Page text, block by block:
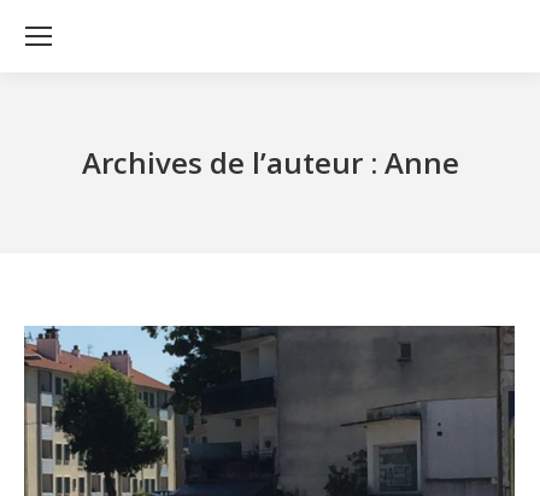
Archives de l’auteur : Anne